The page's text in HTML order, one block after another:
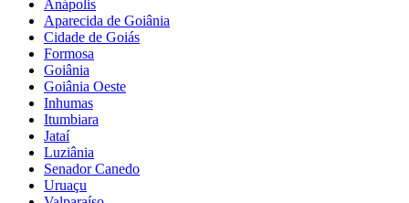
Anápolis
Aparecida de Goiânia
Cidade de Goiás
Formosa
Goiânia
Goiânia Oeste
Inhumas
Itumbiara
Jataí
Luziânia
Senador Canedo
Uruaçu